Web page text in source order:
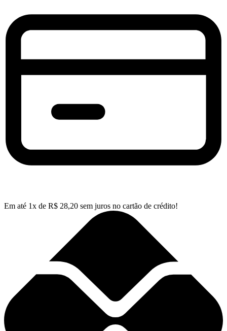
Em até 1x de R$ 28,20 sem juros no cartão de crédito!